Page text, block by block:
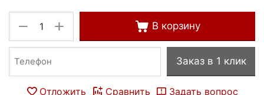
+
− В корзину
Заказ в 1 клик
Отложить Сравнить Задать вопрос